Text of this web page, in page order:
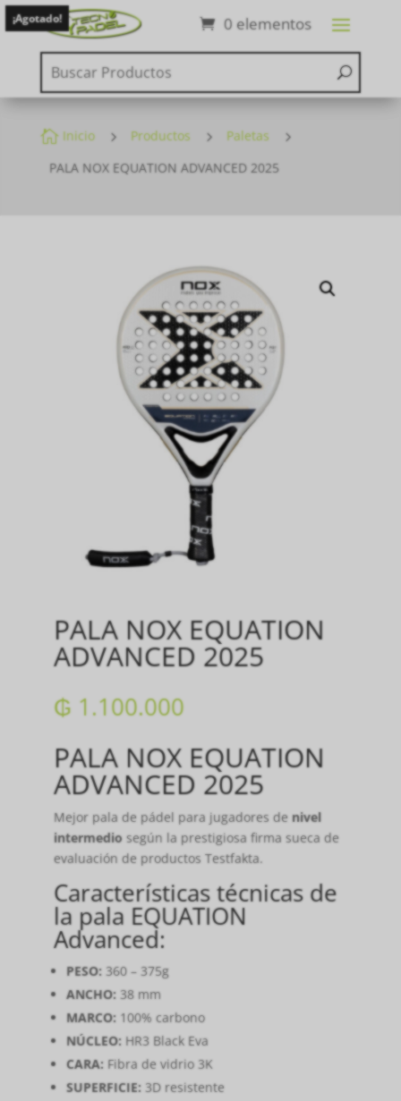
0 elementos
¡Agotado!
 Inicio 5 Productos 5 Paletas 5
PALA NOX EQUATION ADVANCED 2025
PALA NOX EQUATION
ADVANCED 2025
₲ 1.100.000
PALA NOX EQUATION
ADVANCED 2025
Mejor pala de pádel para jugadores de nivel
intermediosegún la prestigiosa firma sueca de
evaluación de productos Testfakta.
Características técnicas de
la pala EQUATION
Advanced:
PESO:360 – 375g
ANCHO:38 mm
MARCO:100% carbono
NÚCLEO:HR3 Black Eva
CARA:Fibra de vidrio 3K
SUPERFICIE:3D resistente